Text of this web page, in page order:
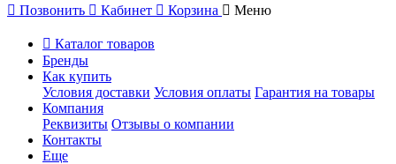
Позвонить
Кабинет Корзина Меню
Каталог товаров
Бренды
Как купить
Условия доставки Условия оплаты Гарантия на товары
Компания
Реквизиты Отзывы о компании
Контакты
Еще